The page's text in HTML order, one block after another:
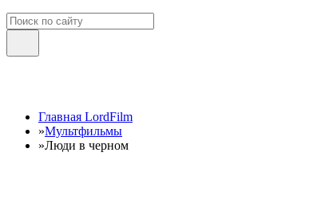
Главная LordFilm
»Мультфильмы
»Люди в черном